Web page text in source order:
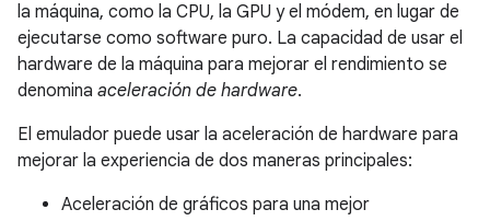
la máquina, como la CPU, la GPU y el módem, en lugar de
ejecutarse como software puro. La capacidad de usar el
hardware de la máquina para mejorar el rendimiento se
denomina aceleración de hardware.
El emulador puede usar la aceleración de hardware para
mejorar la experiencia de dos maneras principales:
Aceleración de gráficos para una mejor